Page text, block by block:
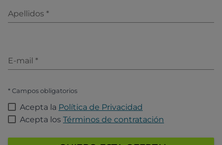
Apellidos *
E-mail *
* Campos obligatorios
Acepta la Política de Privacidad
Acepta los Términos de contratación